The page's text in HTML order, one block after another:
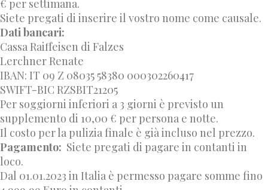
€ per settimana.
Siete pregati di inserire il vostro nome come causale.
Dati bancari:
Cassa Raiffeisen di Falzes
Lerchner Renate
IBAN: IT 09 Z 08035 58380 000302260417
SWIFT-BIC RZSBIT21205
Per soggiorni inferiori a 3 giorni è previsto un
supplemento di 10,00 € per persona e notte.
Il costo per la pulizia finale è già incluso nel prezzo.
Pagamento: Siete pregati di pagare in contanti in
loco.
Dal 01.01.2023 in Italia è permesso pagare somme fino